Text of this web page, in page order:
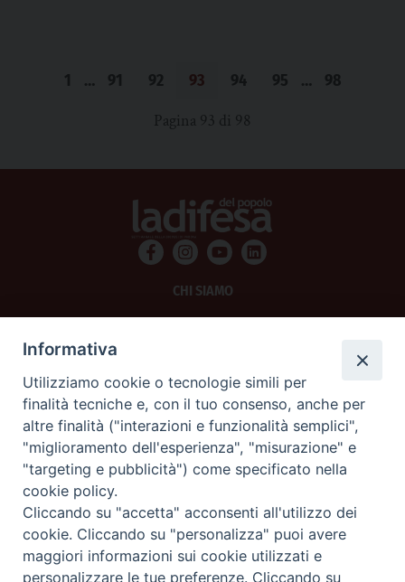
1 … 91 92 93 94 95 … 98
Pagina 93 di 98
CHI SIAMO
SCRIVICI
La Difesa srl - P.iva 05125420280
La Difesa del Popolo percepisce i contributi pubblici all'editoria.
La Difesa del Popolo, tramite la Fisc (Federazione Italiana Settimanali Cattolici)
ha aderito allo IAP (Istituto dell'Autodisciplina Pubblicitaria) accettando il Codice
di Autodisciplina della Comunicazione Commerciale.
La Difesa del Popolo è una testata registrata presso il Tribunale di Padova
decreto del 15 giugno 1950 al n. 37 del registro periodici.
Informativa
Utilizziamo cookie o tecnologie simili per
finalità tecniche e, con il tuo consenso, anche per
altre finalità ("interazioni e funzionalità semplici",
"miglioramento dell'esperienza", "misurazione" e
"targeting e pubblicità") come specificato nella
cookie policy.
Cliccando su "accetta" acconsenti all'utilizzo dei
cookie. Cliccando su "personalizza" puoi avere
maggiori informazioni sui cookie utilizzati e
personalizzare le tue preferenze. Cliccando su